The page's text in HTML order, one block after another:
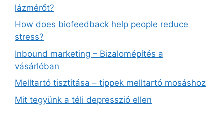
lázmérőt?
How does biofeedback help people reduce
stress?
Inbound marketing – Bizalomépítés a
vásárlóban
Melltartó tisztítása – tippek melltartó mosáshoz
Mit tegyünk a téli depresszió ellen